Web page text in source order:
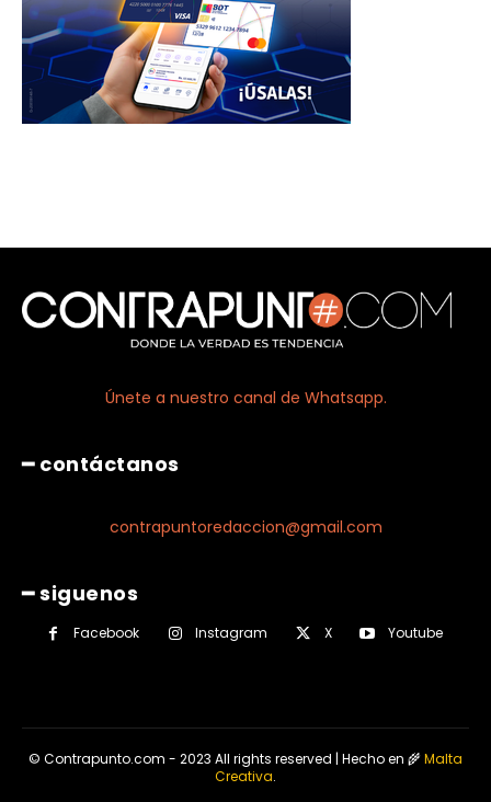
Únete a nuestro canal de Whatsapp.
━ contáctanos
contrapuntoredaccion@gmail.com
━ siguenos
Facebook Instagram X Youtube
© Contrapunto.com - 2023 All rights reserved | Hecho en 🌾Malta
Creativa.